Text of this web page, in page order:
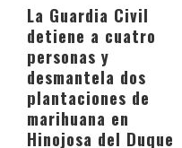
La Guardia Civil
detiene a cuatro
personas y
desmantela dos
plantaciones de
marihuana en
Hinojosa del Duque